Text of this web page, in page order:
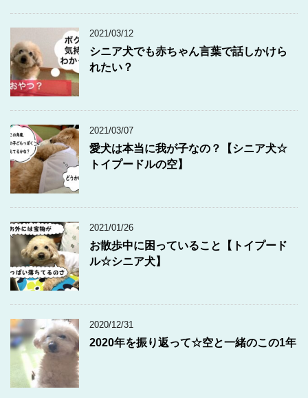
2021/03/12
シニア犬でも赤ちゃん言葉で話しかけら
れたい？
2021/03/07
愛犬は本当に我が子なの？【シニア犬☆
トイプードルの空】
2021/01/26
お散歩中に困っていること【トイプード
ル☆シニア犬】
2020/12/31
2020年を振り返って☆空と一緒のこの1年